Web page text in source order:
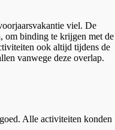
viel. De
om binding te krijgen met de
ook altijd tijdens de
vanwege deze overlap.
Alle activiteiten konden